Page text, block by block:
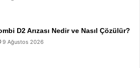
D2 Arızası Nedir ve Nasıl Çözülür?
9 Ağustos 2026